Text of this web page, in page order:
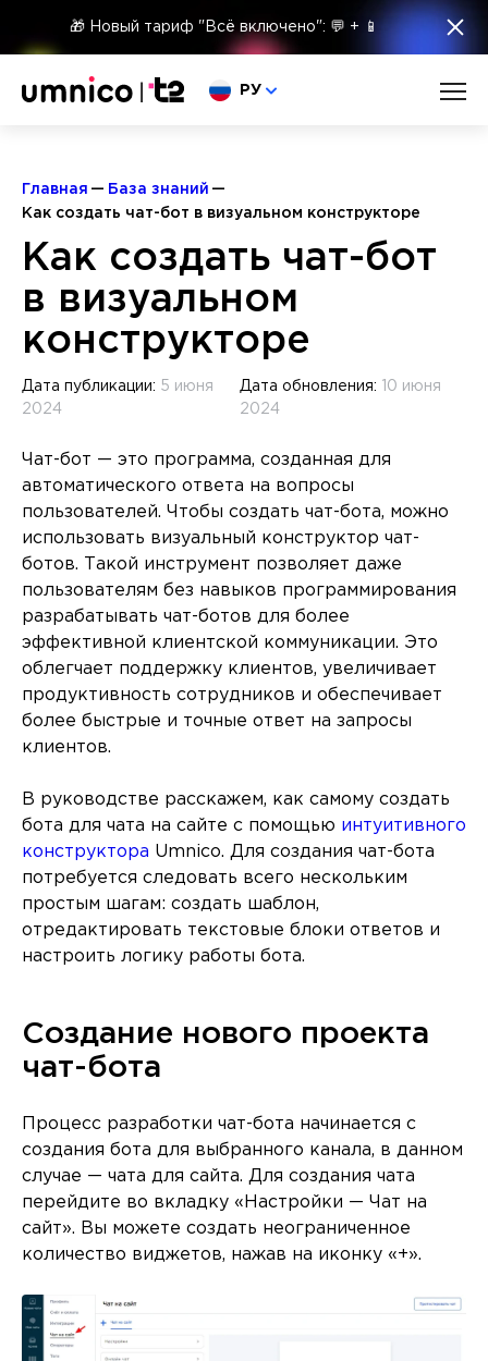
🎁 Новый тариф "Всё включено": 💬 + 📱 ×
Выберите язык
РУ
Главная
База знаний
Как создать чат-бот в визуальном конструкторе
Как создать чат-бот
в визуальном
конструкторе
Дата публикации: 5 июня
2024
Дата обновления:
10 июня
2024
Чат-бот — это программа, созданная для
автоматического ответа на вопросы
пользователей. Чтобы создать чат-бота, можно
использовать визуальный конструктор чат-
ботов. Такой инструмент позволяет даже
пользователям без навыков программирования
разрабатывать чат-ботов для более
эффективной клиентской коммуникации. Это
облегчает поддержку клиентов, увеличивает
продуктивность сотрудников и обеспечивает
более быстрые и точные ответ на запросы
клиентов.
В руководстве расскажем, как самому создать
бота для чата на сайте с помощью интуитивного
конструктора Umnico. Для создания чат-бота
потребуется следовать всего нескольким
простым шагам: создать шаблон,
отредактировать текстовые блоки ответов и
настроить логику работы бота.
Создание нового проекта
чат-бота
Процесс разработки чат-бота начинается с
создания бота для выбранного канала, в данном
случае — чата для сайта. Для создания чата
перейдите во вкладку «Настройки — Чат на
сайт». Вы можете создать неограниченное
количество виджетов, нажав на иконку «+».